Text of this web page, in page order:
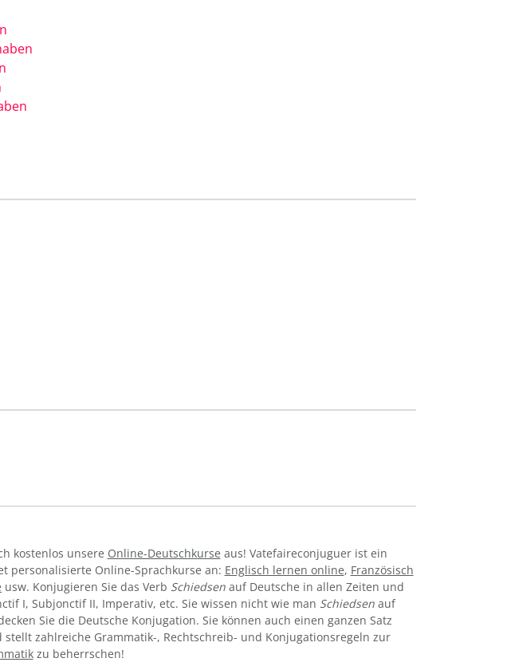
kostenlos unsere Online-Deutschkurse aus! Vatefaireconjuguer ist ein
personalisierte Online-Sprachkurse an: Englisch lernen online, Französisch
usw. Konjugieren Sie das Verb Schiedsen auf Deutsche in allen Zeiten und
I, Subjonctif II, Imperativ, etc. Sie wissen nicht wie man Schiedsenauf
Sie die Deutsche Konjugation. Sie können auch einen ganzen Satz
zahlreiche Grammatik-, Rechtschreib- und Konjugationsregeln zur
zu beherrschen!